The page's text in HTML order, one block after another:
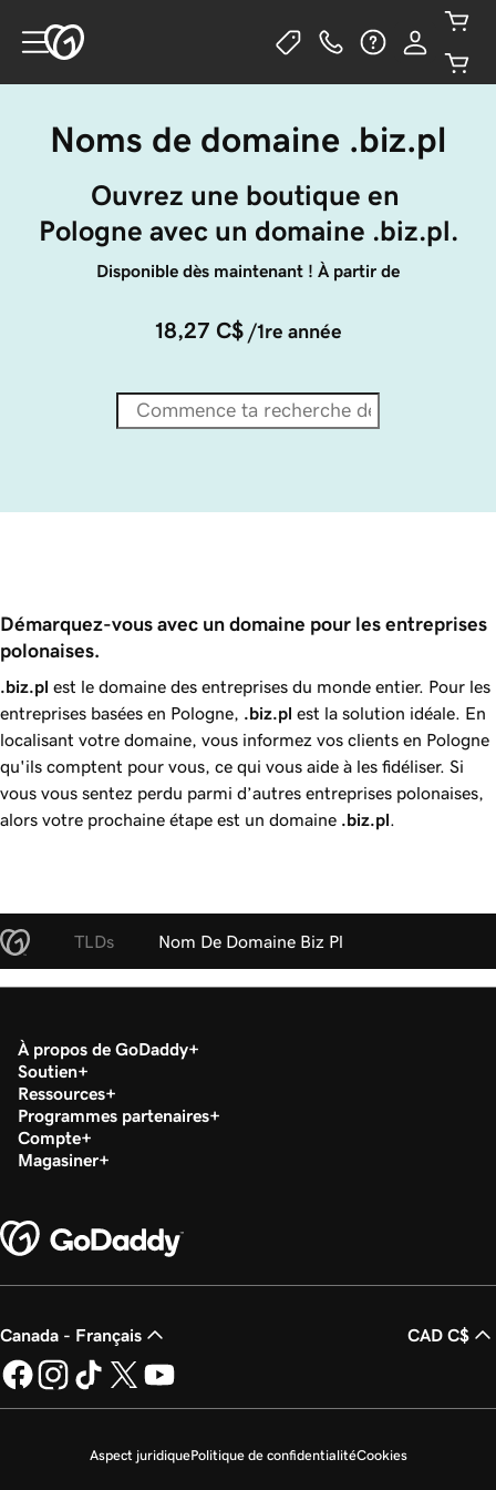
Noms de domaine .biz.pl
Ouvrez une boutique en
Pologne avec un domaine .biz.pl.
Disponible dès maintenant ! À partir de
18,27 C$ /1re année
Démarquez-vous avec un domaine pour les entreprises
polonaises.
.biz.pl est le domaine des entreprises du monde entier. Pour les
entreprises basées en Pologne,
.biz.pl est la solution idéale. En
localisant votre domaine, vous informez vos clients en Pologne
qu'ils comptent pour vous, ce qui vous aide à les fidéliser. Si
vous vous sentez perdu parmi d’autres entreprises polonaises,
alors votre prochaine étape est un domaine .biz.pl
TLDs Nom De Domaine Biz Pl
À propos de GoDaddy
Soutien
Ressources
Programmes partenaires
Compte
Magasiner
Canada - Français CAD C$
Aspect juridiquePolitique de confidentialitéCookies